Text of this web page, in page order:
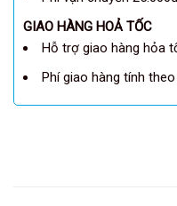
GIAO HÀNG HOẢ TỐC
Hỗ trợ giao hàng hỏa
Phí giao hàng tính